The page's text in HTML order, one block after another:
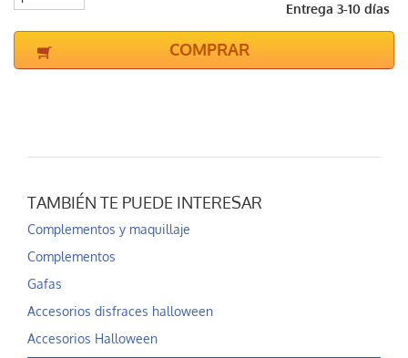
Entrega 3-10 días
COMPRAR
TAMBIÉN TE PUEDE INTERESAR
Complementos y maquillaje
Complementos
Gafas
Accesorios disfraces halloween
Accesorios Halloween